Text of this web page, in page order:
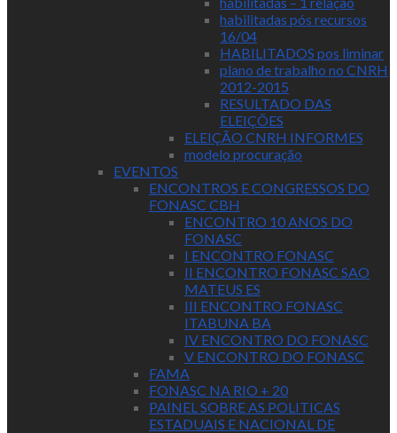
habilitadas pós recursos
16/04
HABILITADOS pos liminar
plano de trabalho no CNRH
2012-2015
RESULTADO DAS
ELEIÇÕES
ELEIÇÃO CNRH INFORMES
modelo procuração
EVENTOS
ENCONTROS E CONGRESSOS DO
FONASC CBH
ENCONTRO 10 ANOS DO
FONASC
I ENCONTRO FONASC
II ENCONTRO FONASC SAO
MATEUS ES
III ENCONTRO FONASC
ITABUNA BA
IV ENCONTRO DO FONASC
V ENCONTRO DO FONASC
FAMA
FONASC NA RIO + 20
PAINEL SOBRE AS POLITICAS
ESTADUAIS E NACIONAL DE